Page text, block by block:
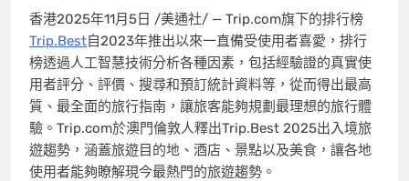
香港2025年11月5日 /美通社/ — Trip.com旗下的排行榜
Trip.Best自2023年推出以來一直備受使用者喜愛，排行
榜透過人工智慧技術分析各種因素，包括經驗證的真實使
用者評分、評價、搜尋和預訂統計資料等，從而得出最高
質、最全面的旅行指南，讓旅客能夠規劃最理想的旅行體
驗。Trip.com於澳門倫敦人釋出Trip.Best 2025出入境旅
遊趨勢，涵蓋旅遊目的地、酒店、景點以及美食，讓各地
使用者能夠瞭解現今最熱門的旅遊趨勢。